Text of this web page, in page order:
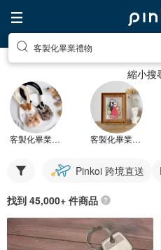
客製化畢業禮物
縮小搜
客製化畢業鑰匙圈 客製化畢業相框
Pinkoi 跨境直送
找到 45,000+ 件商品